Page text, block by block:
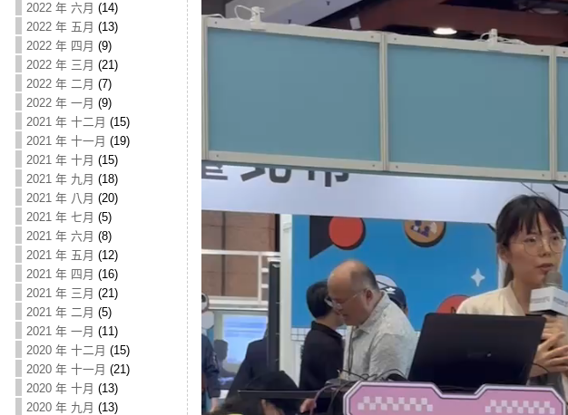
2022 年 六月 (14)
2022 年 五月 (13)
2022 年 四月 (9)
2022 年 三月 (21)
2022 年 二月 (7)
2022 年 一月 (9)
2021 年 十二月 (15)
2021 年 十一月 (19)
2021 年 十月 (15)
2021 年 九月 (18)
2021 年 八月 (20)
2021 年 七月 (5)
2021 年 六月 (8)
2021 年 五月 (12)
2021 年 四月 (16)
2021 年 三月 (21)
2021 年 二月 (5)
2021 年 一月 (11)
2020 年 十二月 (15)
2020 年 十一月 (21)
2020 年 十月 (13)
2020 年 九月 (13)